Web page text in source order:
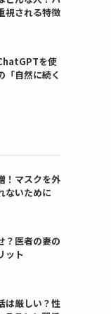
視される特徴
を使
「自然に続く
！マスクを外
ないために
？医者の妻の
ット
は厳しい？性